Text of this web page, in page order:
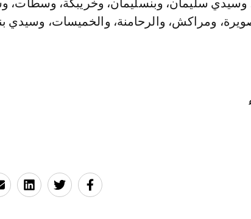
سليمان، وبنسليمان، وخريبكة، وسطات،
ومراكش، والرحامنة، والخميسات، وسيدي